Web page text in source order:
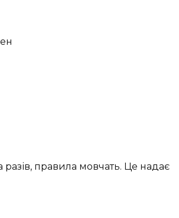
разів, правила мовчать. Це надає